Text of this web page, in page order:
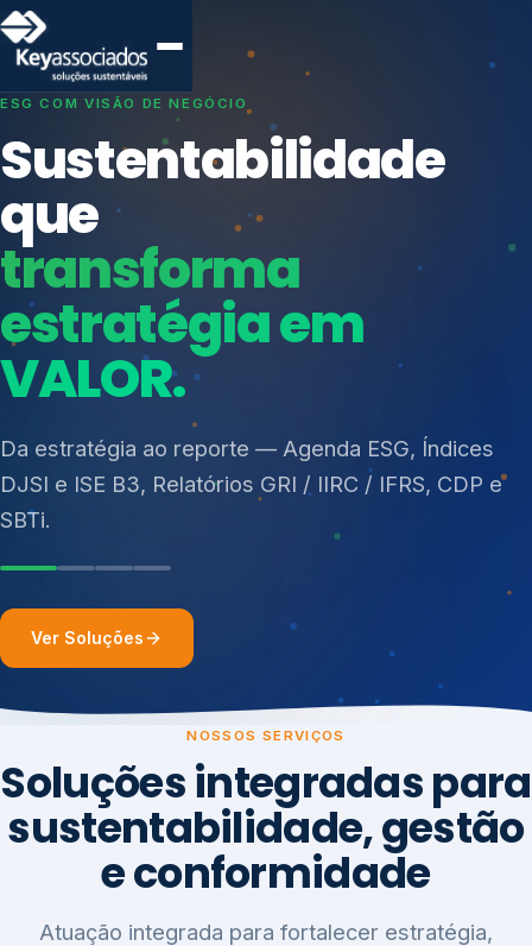
SISTEMAS DE GESTÃO OTIMIZADOS E INTEGRADOS
Conformidade que
protege seu
negócio.
Consultoria, auditoria e treinamentos em ISO 27001,
ISO 27701, ISO 42001, ISO 37001, ISO 9001, ISO
resíduos sólidos (PGRS/PMGRS).
Índices de Mercado
Mudanças Climáticas
Reputação e Cadeia
Reporte Regulatório
Ver Soluções
NOSSOS SERVIÇOS
Soluções integradas para
sustentabilidade, gestão
e conformidade
Atuação integrada para fortalecer estratégia,